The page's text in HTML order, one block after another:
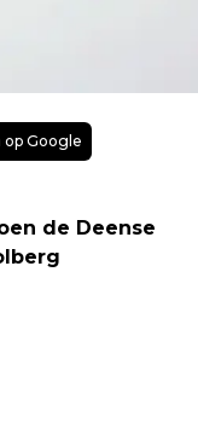
op Google
de Deense